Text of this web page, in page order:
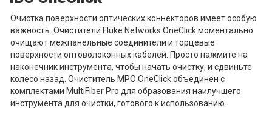
Очистка поверхности оптических коннекторов имеет особую
важность. Очистители Fluke Networks OneClick моментально
очищают межпанельные соединители и торцевые
поверхности оптоволоконных кабелей. Просто нажмите на
наконечник инструмента, чтобы начать очистку, и сдвиньте
колесо назад. Очиститель MPO OneClick объединен с
комплектами MultiFiber Pro для образования наилучшего
инструмента для очистки, готового к использованию.